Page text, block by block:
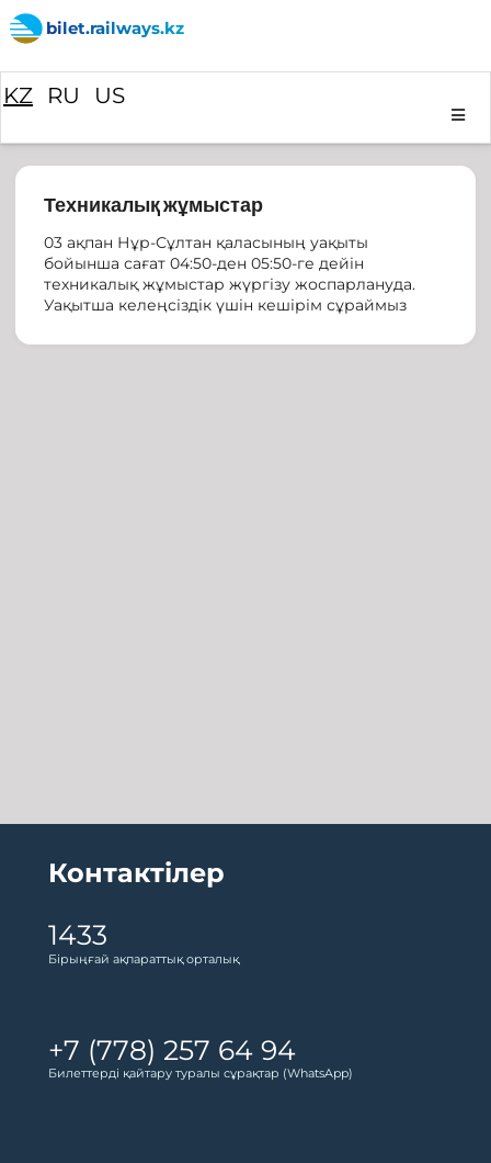
bilet.railways.kz
KZ RU US
Техникалық жұмыстар
03 ақпан Нұр-Сұлтан қаласының уақыты
бойынша сағат 04:50-ден 05:50-ге дейін
техникалық жұмыстар жүргізу жоспарлануда.
Уақытша келеңсіздік үшін кешірім сұраймыз
Контактілер
1433
Бірыңғай ақпараттық орталық
+7 (778) 257 64 94
Билеттерді қайтару туралы сұрақтар (WhatsApp)